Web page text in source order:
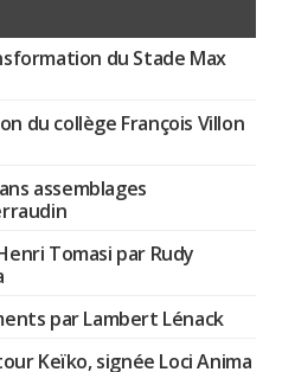
du Stade Max
du collège François Villon
assemblages
Tomasi par Rudy
par Lambert Lénack
Keïko, signée Loci Anima